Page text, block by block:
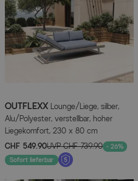
OUTFLEXX Lounge/Liege, silber,
Alu/Polyester, verstellbar, hoher
Liegekomfort, 230 x 80 cm
CHF 549.90UVPCHF 739.90 - 26%
Sofort lieferbar